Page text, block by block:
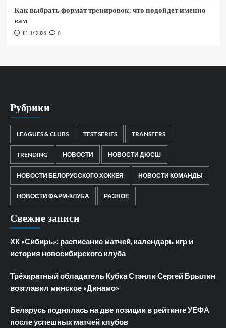
Как выбрать формат тренировок: что подойдет именно
вам
01.07.2026 0
Рубрики
LEAGUES & CLUBS TEST SERIES TRANSFERS
TRENDING НОВОСТИ НОВОСТИ ДЮСШ
НОВОСТИ БЕЛОРУССКОГО ХОККЕЯ НОВОСТИ КОМАНДЫ
НОВОСТИ ФАРМ-КЛУБА РАЗНОЕ
Свежие записи
ХК «Сибирь»: расписание матчей, календарь игр и
история новосибирского клуба
Трёхкратный обладатель Кубка Стэнли Сергей Брылин
возглавил минское «Динамо»
Беларусь поднялась на две позиции в рейтинге УЕФА
после успешных матчей клубов